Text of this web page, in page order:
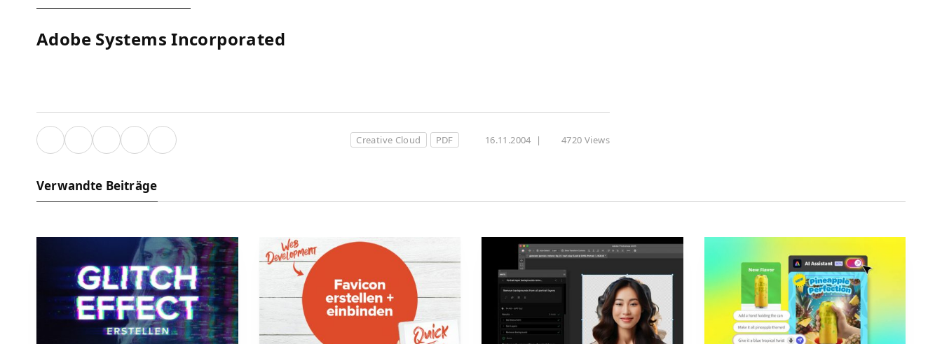
Adobe Systems Incorporated
Creative Cloud PDF 16.11.2004 | 4720 Views
Verwandte Beiträge